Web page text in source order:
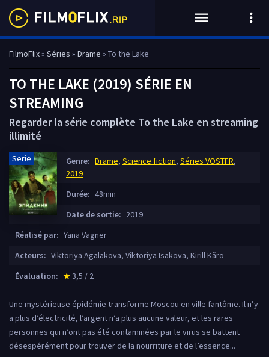
FilmoFlix» Séries » Drame » To the Lake
TO THE LAKE (2019) SÉRIE EN
STREAMING
Regarder la série complète To the Lake en streaming
illimité
Serie Genre: Drame, Science fiction, Séries VOSTFR,
2019
Durée: 48min
Date de sortie: 2019
Réalisé par: Yana Vagner
Acteurs: Viktoriya Agalakova, Viktoriya Isakova, Kirill Käro
Évaluation:
star_rate
3,5 / 2
Une mystérieuse épidémie transforme Moscou en ville fantôme. Il n’y
a plus d’électricité, l’argent n’a plus aucune valeur, et les rares
personnes qui n’ont pas été contaminées par le virus se battent
désespérément pour trouver de la nourriture et de l’essence...